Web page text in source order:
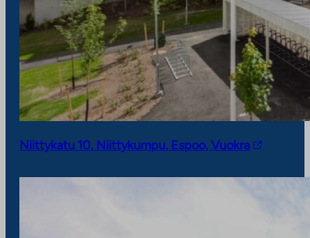
Niittykatu 10, Niittykumpu, Espoo, VuokraL